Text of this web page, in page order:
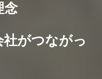
念
がつながっ